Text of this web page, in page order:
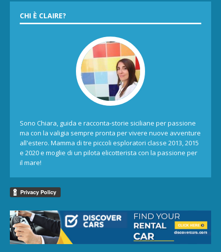
CHI È CLAIRE?
Sono Chiara, guida e racconta-storie siciliane per passione
ma con la valigia sempre pronta per vivere nuove avventure
all'estero. Mamma di tre piccoli esploratori classe 2013, 2015
e 2020 e moglie di un pilota elicotterista con la passione per
il mare!